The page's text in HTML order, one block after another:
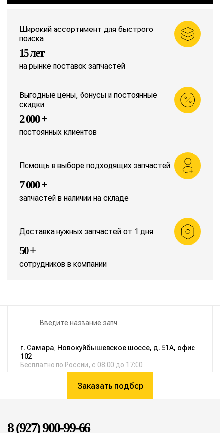
Широкий ассортимент для быстрого
поиска
15 лет
на рынке поставок запчастей
Выгодные цены, бонусы и постоянные
скидки
2 000 +
постоянных клиентов
Помощь в выборе подходящих запчастей
7 000 +
запчастей в наличии на складе
Доставка нужных запчастей от 1 дня
50 +
сотрудников в компании
г. Самара, Новокуйбышевское шоссе, д. 51А, офис
102
Бесплатно по России, с 08:00 до 17:00
Заказать подбор
8 (927) 900-99-66